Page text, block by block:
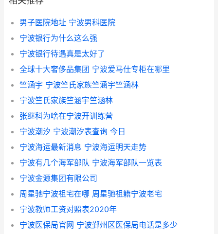
男子医院地址 宁波男科医院
宁波银行为什么这么强
宁波银行待遇真是太好了
全球十大奢侈品集团 宁波爱马仕专柜在哪里
竺涵宇 宁波竺氏家族竺涵宇竺涵林
宁波竺氏家族竺涵宇竺涵林
张继科为啥在宁波开训练营
宁波潮汐 宁波潮汐表查询 今日
宁波海运最新消息 宁波海运明天走势
宁波有几个海军部队 宁波海军部队一览表
宁波金源集团有限公司
周星驰宁波祖宅在哪 周星驰祖籍宁波老宅
宁波教师工资对照表2020年
宁波医保局官网 宁波鄞州区医保局电话是多少